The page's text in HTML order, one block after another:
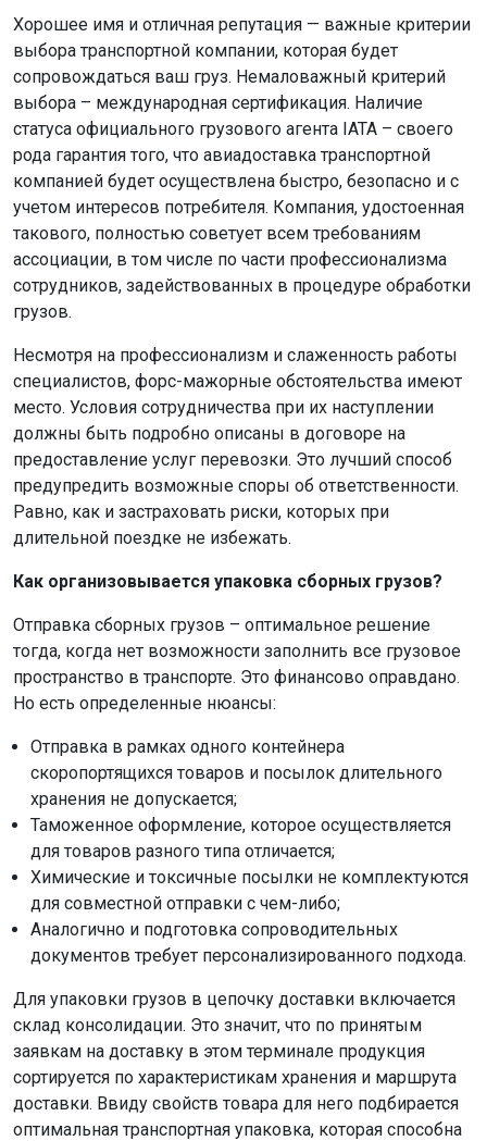
Хорошее имя и отличная репутация — важные критерии
выбора транспортной компании, которая будет
сопровождаться ваш груз. Немаловажный критерий
выбора – международная сертификация. Наличие
статуса официального грузового агента IATA – своего
рода гарантия того, что авиадоставка транспортной
компанией будет осуществлена быстро, безопасно и с
учетом интересов потребителя. Компания, удостоенная
такового, полностью советует всем требованиям
ассоциации, в том числе по части профессионализма
сотрудников, задействованных в процедуре обработки
грузов.
Несмотря на профессионализм и слаженность работы
специалистов, форс-мажорные обстоятельства имеют
место. Условия сотрудничества при их наступлении
должны быть подробно описаны в договоре на
предоставление услуг перевозки. Это лучший способ
предупредить возможные споры об ответственности.
Равно, как и застраховать риски, которых при
длительной поездке не избежать.
Как организовывается упаковка сборных грузов?
Отправка сборных грузов – оптимальное решение
тогда, когда нет возможности заполнить все грузовое
пространство в транспорте. Это финансово оправдано.
Но есть определенные нюансы:
Отправка в рамках одного контейнера
скоропортящихся товаров и посылок длительного
хранения не допускается;
Таможенное оформление, которое осуществляется
для товаров разного типа отличается;
Химические и токсичные посылки не комплектуются
для совместной отправки с чем-либо;
Аналогично и подготовка сопроводительных
документов требует персонализированного подхода.
Для упаковки грузов в цепочку доставки включается
склад консолидации. Это значит, что по принятым
заявкам на доставку в этом терминале продукция
сортируется по характеристикам хранения и маршрута
доставки. Ввиду свойств товара для него подбирается
оптимальная транспортная упаковка, которая способна